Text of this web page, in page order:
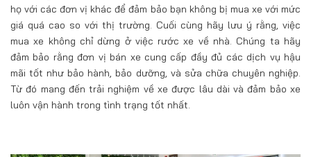
họ với các đơn vị khác để đảm bảo bạn không bị mua xe với mức
giá quá cao so với thị trường. Cuối cùng hãy lưu ý rằng, việc
mua xe không chỉ dừng ở việc rước xe về nhà. Chúng ta hãy
đảm bảo rằng đơn vị bán xe cung cấp đầy đủ các dịch vụ hậu
mãi tốt như bảo hành, bảo dưỡng, và sửa chữa chuyên nghiệp.
Từ đó mang đến trải nghiệm về xe được lâu dài và đảm bảo xe
luôn vận hành trong tình trạng tốt nhất.